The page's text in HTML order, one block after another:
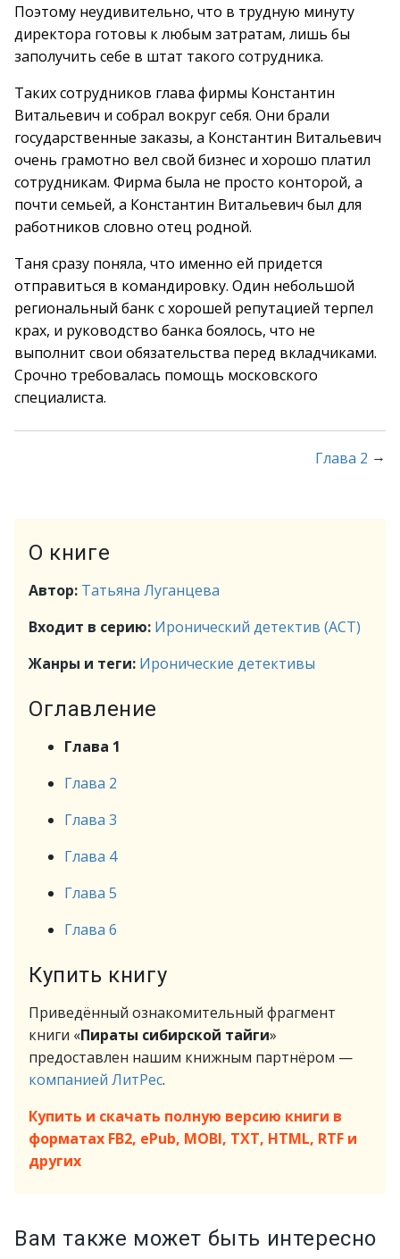
Поэтому неудивительно, что в трудную минуту
директора готовы к любым затратам, лишь бы
заполучить себе в штат такого сотрудника.
Таких сотрудников глава фирмы Константин
Витальевич и собрал вокруг себя. Они брали
государственные заказы, а Константин Витальевич
очень грамотно вел свой бизнес и хорошо платил
сотрудникам. Фирма была не просто конторой, а
почти семьей, а Константин Витальевич был для
работников словно отец родной.
Таня сразу поняла, что именно ей придется
отправиться в командировку. Один небольшой
региональный банк с хорошей репутацией терпел
крах, и руководство банка боялось, что не
выполнит свои обязательства перед вкладчиками.
Срочно требовалась помощь московского
специалиста.
Глава 2 →
О книге
Автор: Татьяна Луганцева
Входит в серию: Иронический детектив (АСТ)
Жанры и теги: Иронические детективы
Оглавление
Глава 1
Глава 2
Глава 3
Глава 4
Глава 5
Глава 6
Купить книгу
Приведённый ознакомительный фрагмент
книги «Пираты сибирской тайги»
предоставлен нашим книжным партнёром —
компанией ЛитРес.
Купить и скачать полную версию книги в
форматах FB2, ePub, MOBI, TXT, HTML, RTF и
других
Вам также может быть интересно